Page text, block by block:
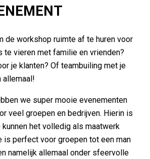
de workshop ruimte af te huren voor
te vieren met familie en vrienden?
je klanten? Of teambuiling met je
allemaal!
we super mooie evenementen
veel groepen en bedrijven. Hierin is
het volledig als maatwerk
is perfect voor groepen tot een man
namelijk allemaal onder sfeervolle